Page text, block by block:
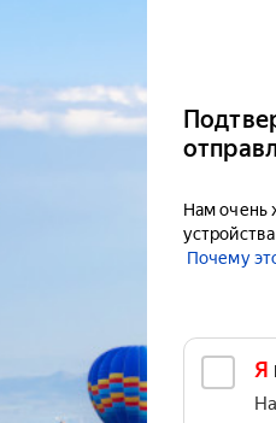
Нам очень
Почему